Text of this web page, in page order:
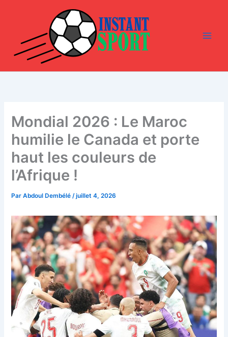
Mondial 2026 : Le Maroc
humilie le Canada et porte
haut les couleurs de
l’Afrique !
ParAbdoul Dembélé/juillet 4, 2026